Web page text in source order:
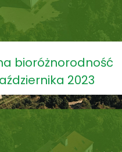
bioróżnorodność
2023